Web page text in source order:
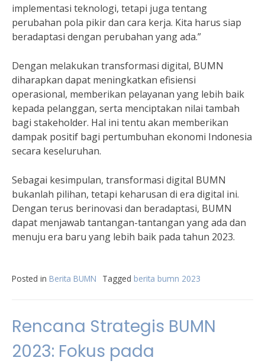
implementasi teknologi, tetapi juga tentang
perubahan pola pikir dan cara kerja. Kita harus siap
beradaptasi dengan perubahan yang ada.”
Dengan melakukan transformasi digital, BUMN
diharapkan dapat meningkatkan efisiensi
operasional, memberikan pelayanan yang lebih baik
kepada pelanggan, serta menciptakan nilai tambah
bagi stakeholder. Hal ini tentu akan memberikan
dampak positif bagi pertumbuhan ekonomi Indonesia
secara keseluruhan.
Sebagai kesimpulan, transformasi digital BUMN
bukanlah pilihan, tetapi keharusan di era digital ini.
Dengan terus berinovasi dan beradaptasi, BUMN
dapat menjawab tantangan-tantangan yang ada dan
menuju era baru yang lebih baik pada tahun 2023.
Posted in Berita BUMN Tagged berita bumn 2023
Rencana Strategis BUMN
2023: Fokus pada